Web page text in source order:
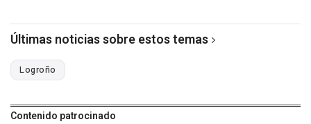
Últimas noticias sobre estos temas
Logroño
Contenido patrocinado